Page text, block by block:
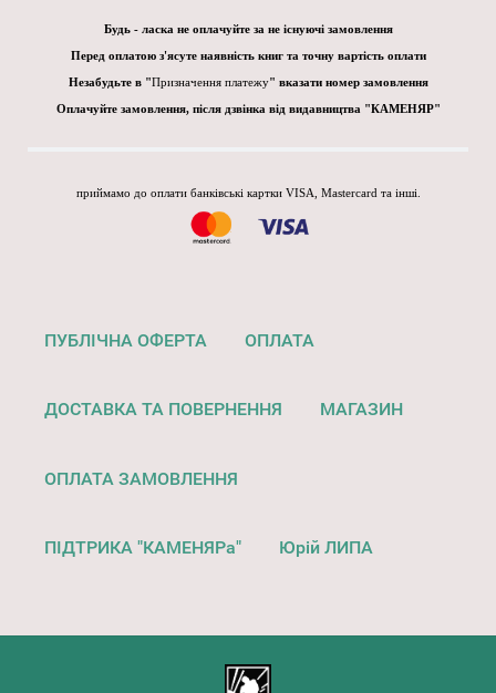
Будь - ласка не оплачуйте за не існуючі замовлення
Перед оплатою з'ясуте наявність книг та точну вартість оплати
Незабудьте в "Призначення платежу" вказати номер замовлення
Оплачуйте замовлення, після дзвінка від видавництва "КАМЕНЯР"
приймамо до оплати банківські картки VISA, Mastercard та інші.
ПУБЛІЧНА ОФЕРТА ОПЛАТА
ДОСТАВКА ТА ПОВЕРНЕННЯ МАГАЗИН
ОПЛАТА ЗАМОВЛЕННЯ
ПІДТРИКА "КАМЕНЯРа" Юрій ЛИПА